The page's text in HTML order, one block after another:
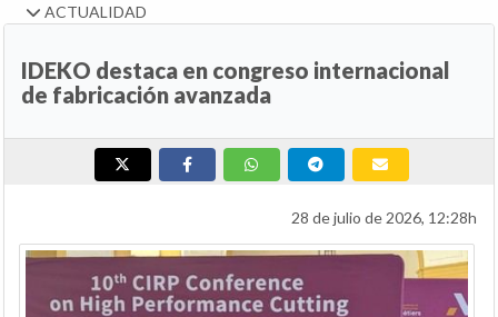
ACTUALIDAD
IDEKO destaca en congreso internacional
de fabricación avanzada
28 de julio de 2026, 12:28h